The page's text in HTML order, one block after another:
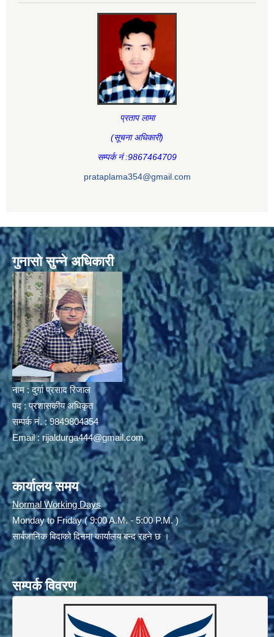
प्रताप लामा
(सूचना अधिकारी)
सम्पर्क नं :9867464709
prataplama354@gmail.com
गुनासो सुन्ने अधिकारी
नाम : दुर्गा प्रसाद रिजाल
पद : प्रशासकीय अधिकृत
सम्पर्क नं. : 9849804354
Email : rijaldurga444@gmail.com
कार्यालय समय
Normal Working Days
Monday to Friday ( 9:00 A.M. - 5:00 P.M. )
सार्बजानिक बिदाको दिनमा कार्यालय बन्द रहने छ ।
सम्पर्क विवरण